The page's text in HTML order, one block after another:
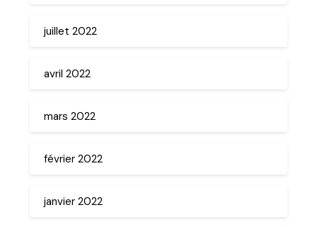
juillet 2022
avril 2022
mars 2022
février 2022
janvier 2022